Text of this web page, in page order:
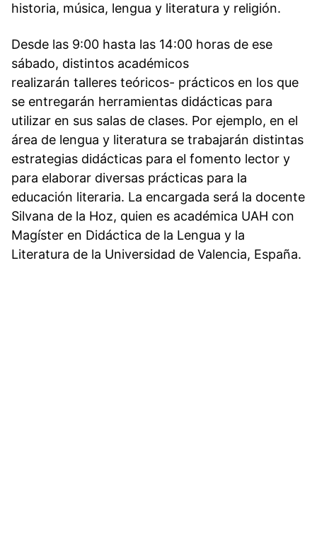
historia, música, lengua y literatura y religión.
Desde las 9:00 hasta las 14:00 horas de ese
sábado, distintos académicos
realizarán talleres teóricos- prácticos en los que
se entregarán herramientas didácticas para
utilizar en sus salas de clases. Por ejemplo, en el
área de lengua y literatura se trabajarán distintas
estrategias didácticas para el fomento lector y
para elaborar diversas prácticas para la
educación literaria. La encargada será la docente
Silvana de la Hoz, quien es académica UAH con
Magíster en Didáctica de la Lengua y la
Literatura de la Universidad de Valencia, España.